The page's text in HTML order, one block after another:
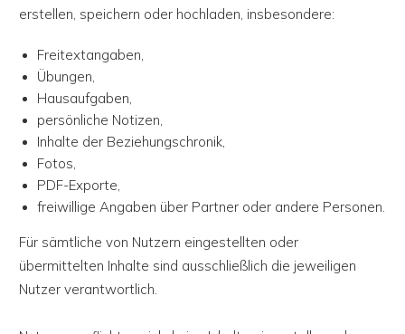
erstellen, speichern oder hochladen, insbesondere:
Freitextangaben,
Übungen,
Hausaufgaben,
persönliche Notizen,
Inhalte der Beziehungschronik,
Fotos,
PDF-Exporte,
freiwillige Angaben über Partner oder andere Personen.
Für sämtliche von Nutzern eingestellten oder
übermittelten Inhalte sind ausschließlich die jeweiligen
Nutzer verantwortlich.